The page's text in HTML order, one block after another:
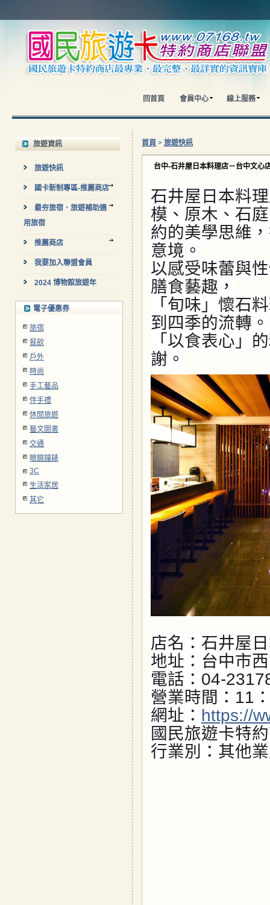
回首頁 會員中心 線上服務
旅遊資訊
旅遊快訊
國卡新制專區-推薦商店
最夯旅宿．旅遊補助適
用旅宿
推薦商店
我要加入聯盟會員
2024 博物館旅遊年
電子優惠券
旅宿
餐飲
戶外
時尚
手工藝品
伴手禮
休閒旅遊
藝文圖書
交通
眼鏡鐘錶
3C
生活家居
其它
首頁 > 旅遊快訊
台中-石井屋日本料理店－台中文心
石井屋日本料
模、原木、石
約的美學思維
意境。
以感受味蕾與
膳食藝趣，
「旬味」懷石
到四季的流轉。
「以食表心」
謝。
店名：石井屋
地址：台中市
電話：04-
營業時間：11
網址： https://
國民旅遊卡特
行業別：其他